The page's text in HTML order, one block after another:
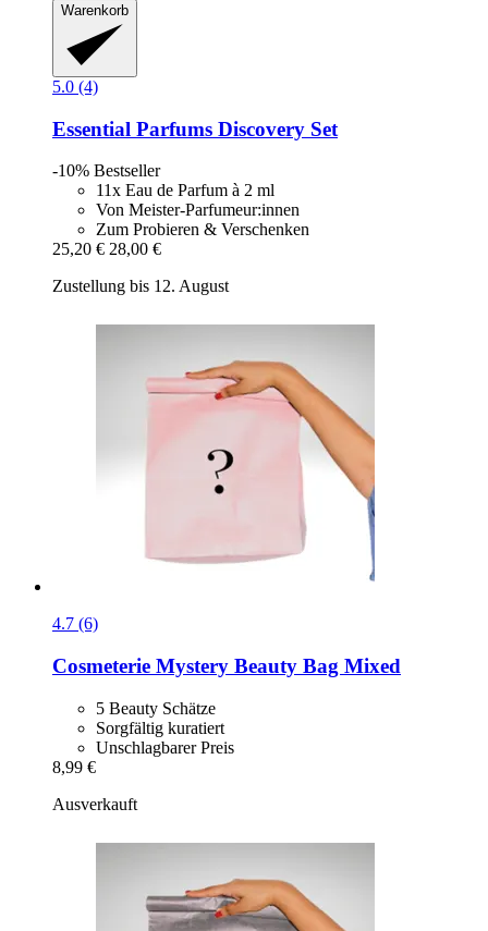
Warenkorb
5.0 (4)
Essential Parfums Discovery Set
-10% Bestseller
11x Eau de Parfum à 2 ml
Von Meister-Parfumeur:innen
Zum Probieren & Verschenken
25,20 € 28,00 €
Zustellung bis 12. August
4.7 (6)
Cosmeterie Mystery Beauty Bag Mixed
5 Beauty Schätze
Sorgfältig kuratiert
Unschlagbarer Preis
8,99 €
Ausverkauft